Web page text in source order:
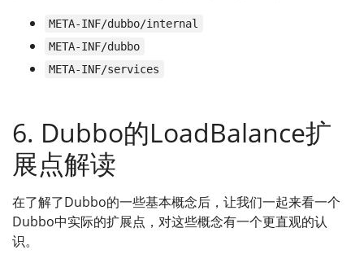
META-INF/dubbo/internal
META-INF/dubbo
META-INF/services
6. Dubbo的LoadBalance扩
展点解读
在了解了Dubbo的一些基本概念后，让我们一起来看一个
Dubbo中实际的扩展点，对这些概念有一个更直观的认
识。